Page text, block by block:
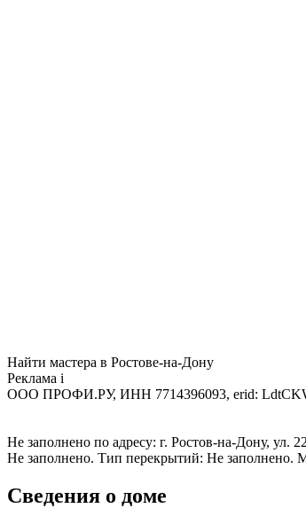
Найти мастера в Ростове-на-Дону
Реклама i
ООО ПРОФИ.РУ, ИНН 7714396093, erid:
Не заполнено по адресу: г. Ростов-на-Дону, ул.
Не заполнено. Тип перекрытий: Не заполнено.
Сведения о доме